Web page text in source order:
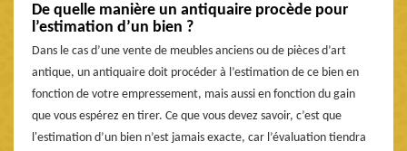
De quelle manière un antiquaire procède pour
l’estimation d’un bien ?
Dans le cas d’une vente de meubles anciens ou de pièces d’art
antique, un antiquaire doit procéder à l’estimation de ce bien en
fonction de votre empressement, mais aussi en fonction du gain
que vous espérez en tirer. Ce que vous devez savoir, c’est que
l'estimation d’un bien n’est jamais exacte, car l’évaluation tiendra